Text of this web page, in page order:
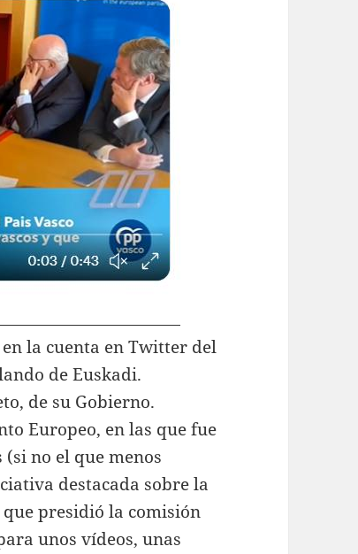
la cuenta en Twitter del
de Euskadi.
de su Gobierno.
Europeo, en las que fue
no el que menos
destacada sobre la
presidió la comisión
unos vídeos, unas